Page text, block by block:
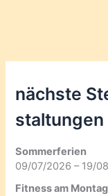
nächste
staltungen
Sommerferien
09/07/2026 – 19/
Fitness am Montag